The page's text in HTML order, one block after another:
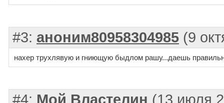
#3: аноним80958304985 (9
нахер трухлявую и гниющую быдлом рашу...даешь
#4: Мой Властелин (13 июля